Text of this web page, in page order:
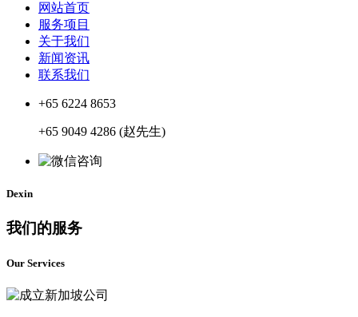
网站首页
服务项目
关于我们
新闻资讯
联系我们
+65 6224 8653
+65 9049 4286 (赵先生)
Dexin
我们的服务
Our Services